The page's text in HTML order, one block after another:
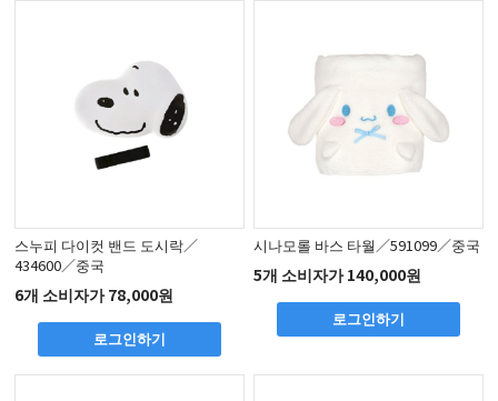
스누피 다이컷 밴드 도시락／
434600／중국
6개 소비자가 78,000원
로그인하기
시나모롤 바스 타월／591099／중국
5개 소비자가 140,000원
로그인하기